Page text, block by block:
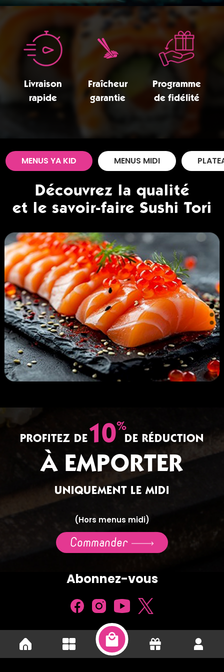
Livraison
rapide
Fraîcheur
garantie
Programme
de fidélité
MENUS YA KID MENUS MIDI
Découvrez la qualité
et le savoir-faire Sushi Tori
PROFITEZ DE10%
DE RÉDUCTION
À EMPORTER
UNIQUEMENT LE MIDI
(Hors menus midi)
Commander
Abonnez-vous